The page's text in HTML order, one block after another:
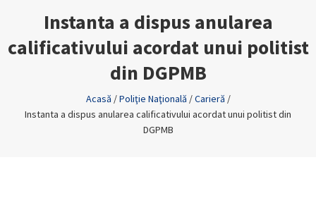
Instanta a dispus anularea
calificativului acordat unui politist
din DGPMB
Acasă /Poliţie Naţională /Carieră /
Instanta a dispus anularea calificativului acordat unui politist din
DGPMB